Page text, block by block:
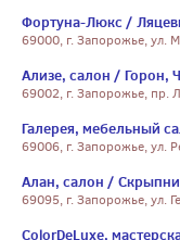
Фортуна-Люкс /
69000, г. Запорожье, ул.
Ализе, салон / Горон,
69002, г. Запорожье, пр.
Галерея, мебельный
69006, г. Запорожье, ул.
Алан, салон /
69095, г. Запорожье, ул.
ColorDeLuxe,